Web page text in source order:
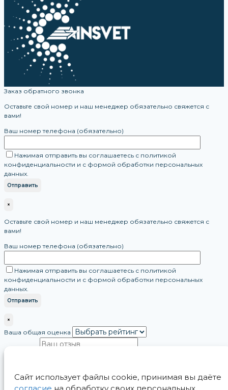
Сайт использует файлы cookie, принимая вы даёте
Заказ обратного звонка
Оставьте свой номер и наш менеджер обязательно свяжется с
вами!
Ваш номер телефона (обязательно)
Нажимая отправить вы соглашаетесь с политикой
конфиденциальности и с формой обработки персональных
данных.
×
Оставьте свой номер и наш менеджер обязательно свяжется с
вами!
Ваш номер телефона (обязательно)
Нажимая отправить вы соглашаетесь с политикой
конфиденциальности и с формой обработки персональных
данных.
×
Ваша общая оценка